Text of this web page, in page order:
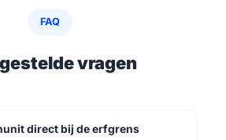
FAQ
vragen
direct bij de erfgrens